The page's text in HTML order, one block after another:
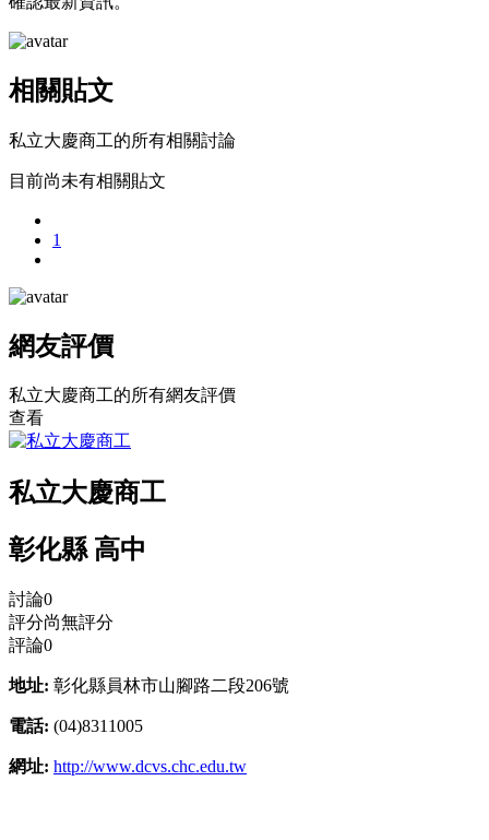
相關貼文
私立大慶商工的所有相關討論
目前尚未有相關貼文
1
網友評價
私立大慶商工的所有網友評價
查看
私立大慶商工
彰化縣 高中
討論0
評分尚無評分
評論0
地址: 彰化縣員林市山腳路二段206號
電話: (04)8311005
網址: http://www.dcvs.chc.edu.tw